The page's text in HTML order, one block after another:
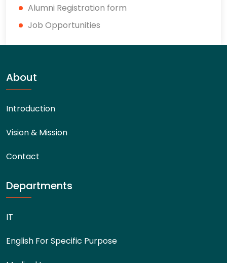
Alumni Registration form
Job Opportunities
About
Introduction
Vision & Mission
Contact
Departments
IT
English For Specific Purpose